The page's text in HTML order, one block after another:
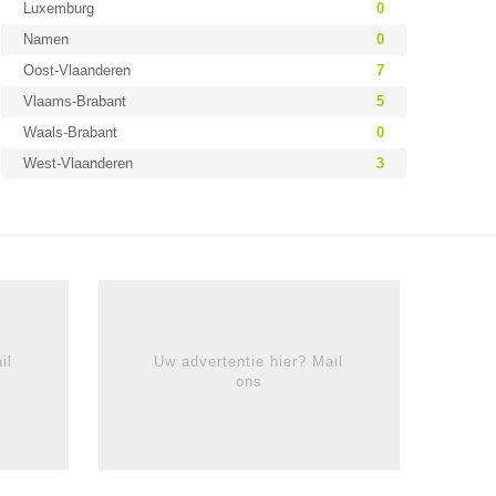
Luxemburg
0
Namen
0
Oost-Vlaanderen
7
Vlaams-Brabant
5
Waals-Brabant
0
West-Vlaanderen
3
Uw advertentie hier? Mail
ons